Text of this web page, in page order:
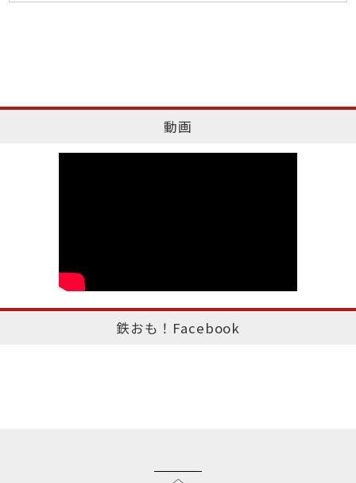
動画
鉄おも！Facebook